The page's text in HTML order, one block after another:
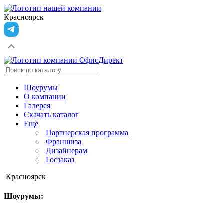
Красноярск
Шоурумы
О компании
Галерея
Скачать каталог
Еще
Партнерская программа
Франшиза
Дизайнерам
Госзаказ
Красноярск
Шоурумы: